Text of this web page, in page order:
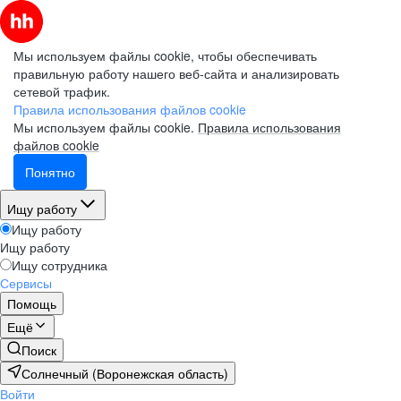
Мы используем файлы cookie, чтобы обеспечивать
правильную работу нашего веб-сайта и анализировать
сетевой трафик.
Правила использования файлов cookie
Мы используем файлы cookie. Правила использования
файлов cookie
Понятно
Ищу работу
Ищу работу
Ищу работу
Ищу сотрудника
Сервисы
Помощь
Ещё
Поиск
Солнечный (Воронежская область)
Войти